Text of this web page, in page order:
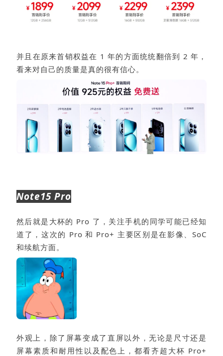
并且在原来首销权益在 1 年的方面统统翻倍到 2 年，
看来对自己的质量是真的很有信心。
Note15 Pro
然后就是大杯的 Pro 了，关注手机的同学可能已经知
道了，这次的 Pro 和 Pro+ 主要区别是在影像、SoC
和续航方面。
外观上，除了屏幕变成了直屏以外，无论是尺寸还是
屏幕素质和耐用性以及配色上，都看齐超大杯 Pro+